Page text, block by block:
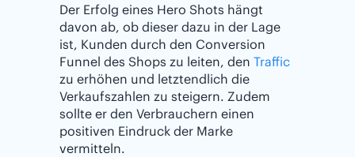
Der Erfolg eines Hero Shots hängt
davon ab, ob dieser dazu in der Lage
ist, Kunden durch den Conversion
Funnel des Shops zu leiten, den Traffic
zu erhöhen und letztendlich die
Verkaufszahlen zu steigern. Zudem
sollte er den Verbrauchern einen
positiven Eindruck der Marke
vermitteln.